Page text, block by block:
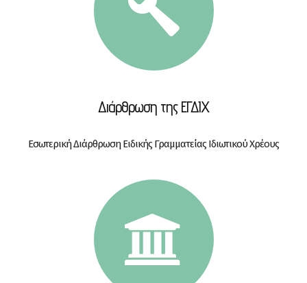
Διάρθρωση της ΕΓΔΙΧ
Εσωτερική Διάρθρωση Ειδικής Γραμματείας Ιδιωτικού Χρέους